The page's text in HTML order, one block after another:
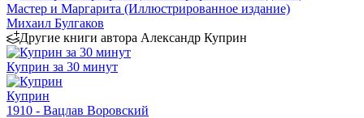
Мастер и Маргарита (Иллюстрированное издание)
Михаил Булгаков
Другие книги автора Александр Куприн
Куприн за 30 минут
Куприн
1910 - Вацлав Воровский